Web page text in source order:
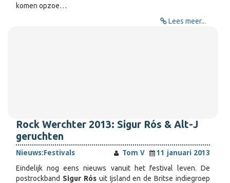
komen opzoe…
Lees meer...
Rock Werchter 2013: Sigur Rós & Alt-J
geruchten
Nieuws:Festivals Tom V
11 januari 2013
Eindelijk nog eens nieuws vanuit het festival leven. De
postrockband Sigur Rósuit Ijsland en de Britse indiegroep